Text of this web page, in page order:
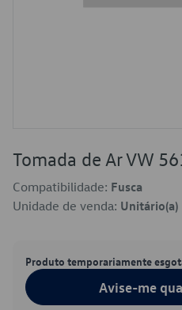
Tomada de Ar VW
Compatibilidade: Fusca
Unidade de venda: Unitário(a)
Produto temporariamente
Avise-me